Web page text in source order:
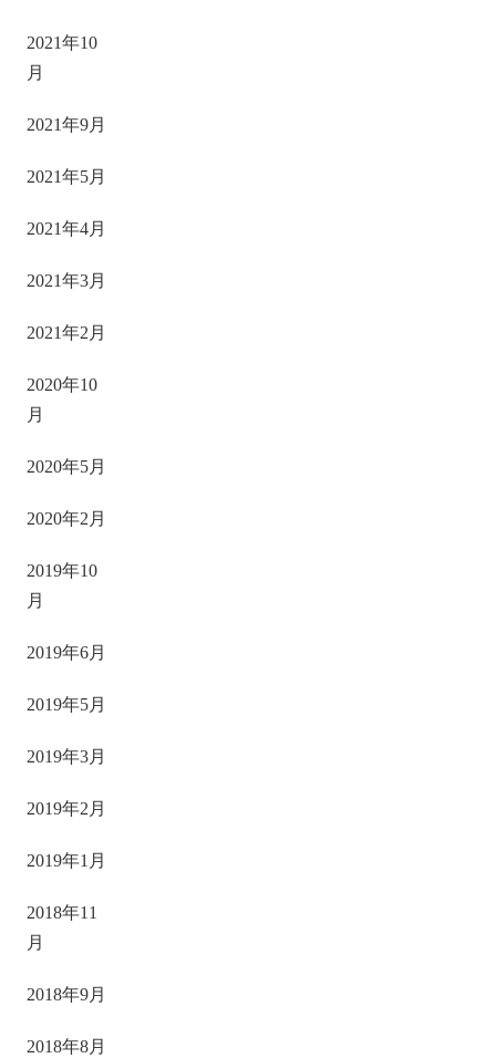
2021年10
月
2021年9月
2021年5月
2021年4月
2021年3月
2021年2月
2020年10
月
2020年5月
2020年2月
2019年10
月
2019年6月
2019年5月
2019年3月
2019年2月
2019年1月
2018年11
月
2018年9月
2018年8月